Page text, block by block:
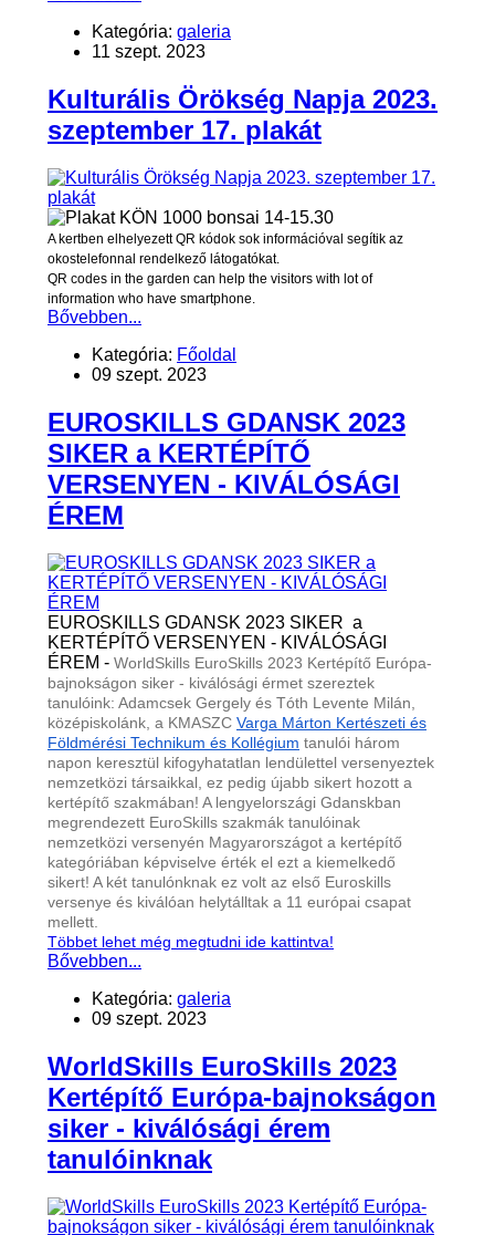
Kategória: galeria
11 szept. 2023
Kulturális Örökség Napja 2023.
szeptember 17. plakát
A kertben elhelyezett QR kódok sok információval segítik az
okostelefonnal rendelkező látogatókat.
QR codes in the garden can help the visitors with lot of
information who have smartphone.
Bővebben...
Kategória: Főoldal
09 szept. 2023
EUROSKILLS GDANSK 2023
SIKER a KERTÉPÍTŐ
VERSENYEN - KIVÁLÓSÁGI
ÉREM
EUROSKILLS GDANSK 2023 SIKER a
KERTÉPÍTŐ VERSENYEN - KIVÁLÓSÁGI
ÉREM - WorldSkills EuroSkills 2023 Kertépítő Európa-
bajnokságon siker - kiválósági érmet szereztek
tanulóink: Adamcsek Gergely és Tóth Levente Milán,
középiskolánk, a KMASZC Varga Márton Kertészeti és
Földmérési Technikum és Kollégium tanulói három
napon keresztül kifogyhatatlan lendülettel versenyeztek
nemzetközi társaikkal, ez pedig újabb sikert hozott a
kertépítő szakmában! A lengyelországi Gdanskban
megrendezett EuroSkills szakmák tanulóinak
nemzetközi versenyén Magyarországot a kertépítő
kategóriában képviselve érték el ezt a kiemelkedő
sikert! A két tanulónknak ez volt az első Euroskills
versenye és kiválóan helytálltak a 11 európai csapat
mellett.
Többet lehet még megtudni ide kattintva!
Bővebben...
Kategória: galeria
09 szept. 2023
WorldSkills EuroSkills 2023
Kertépítő Európa-bajnokságon
siker - kiválósági érem
tanulóinknak